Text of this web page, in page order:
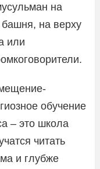
на
на верху
или
обучение
– это школа
читать
и глубже